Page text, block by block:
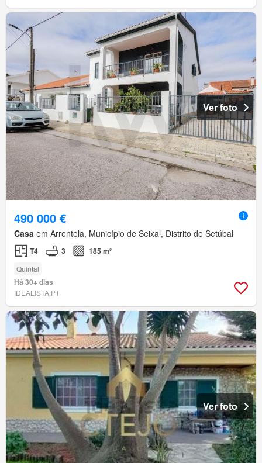
Ver foto
490 000 €
Casa em Arrentela, Município de Seixal, Distrito de Setúbal
T4 3 185 m²
Quintal
Há 30+ dias
IDEALISTA.PT
Ver foto